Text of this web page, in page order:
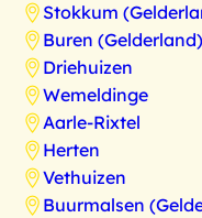
Stokkum
Buren
Driehuizen
Wemeldinge
Aarle-Rixtel
Herten
Vethuizen
Buurmalsen